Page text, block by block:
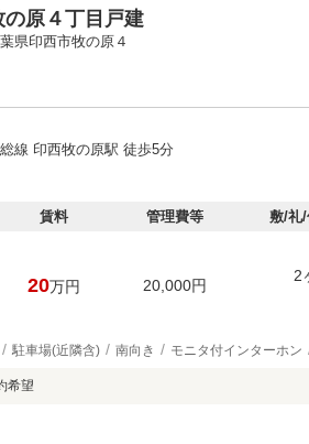
の原４丁目戸建
県印西市牧の原４
線 印西牧の原駅 徒歩5分
賃料 管理費等 敷/礼
20万円 20,000円
2
駐車場(近隣含) 南向き モニタ付インターホン
希望